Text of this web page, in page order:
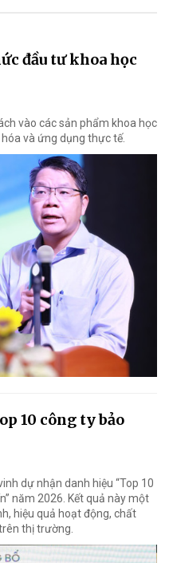
đầu tư khoa học
vào các sản phẩm khoa học
và ứng dụng thực tế.
10 công ty bảo
dự nhận danh hiệu “Top 10
năm 2026. Kết quả này một
hiệu quả hoạt động, chất
thị trường.